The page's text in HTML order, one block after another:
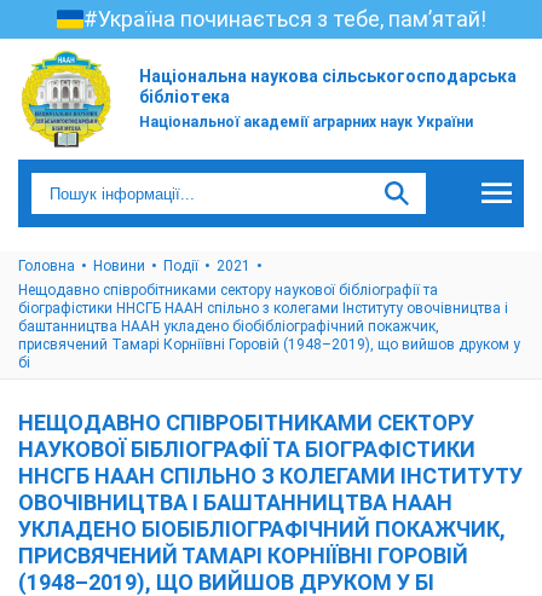
#Україна починається з тебе, пам’ятай!
Національна наукова сільськогосподарська
бібліотека
Національної академії аграрних наук України
Головна Новини Події
2021
Нещодавно співробітниками сектору наукової бібліографії та
біографістики ННСГБ НААН спільно з колегами Інституту овочівництва і
баштанництва НААН укладено біобібліографічний покажчик,
присвячений Тамарі Корніївні Горовій (1948–2019), що вийшов друком у
бі
НЕЩОДАВНО СПІВРОБІТНИКАМИ СЕКТОРУ
НАУКОВОЇ БІБЛІОГРАФІЇ ТА БІОГРАФІСТИКИ
ННСГБ НААН СПІЛЬНО З КОЛЕГАМИ ІНСТИТУТУ
ОВОЧІВНИЦТВА І БАШТАННИЦТВА НААН
УКЛАДЕНО БІОБІБЛІОГРАФІЧНИЙ ПОКАЖЧИК,
ПРИСВЯЧЕНИЙ ТАМАРІ КОРНІЇВНІ ГОРОВІЙ
(1948–2019), ЩО ВИЙШОВ ДРУКОМ У БІ